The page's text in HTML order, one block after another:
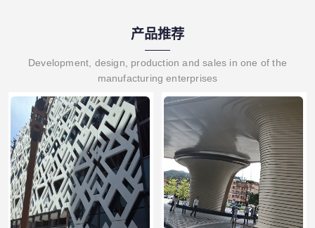
产品推荐
Development, design, production and sales in one of the
manufacturing enterprises